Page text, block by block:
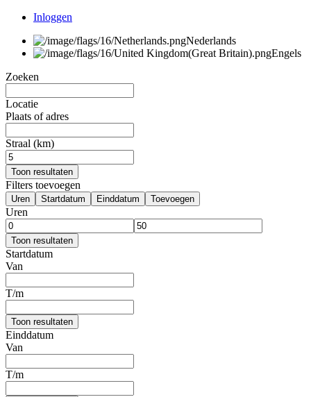
Inloggen
Nederlands
Engels
Zoeken
Locatie
Plaats of adres
Straal (km)
Toon resultaten
Filters toevoegen
Uren Startdatum Einddatum Toevoegen
Uren
Toon resultaten
Startdatum
Van
T/m
Toon resultaten
Einddatum
Van
T/m